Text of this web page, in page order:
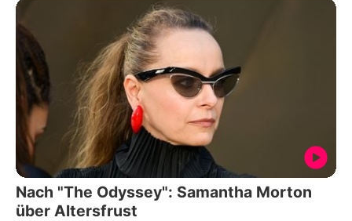
Nach "The Odyssey": Samantha Morton
über Altersfrust